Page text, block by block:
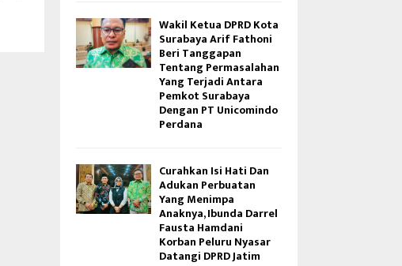
Wakil Ketua DPRD Kota
Surabaya Arif Fathoni
Beri Tanggapan
Tentang Permasalahan
Yang Terjadi Antara
Pemkot Surabaya
Dengan PT Unicomindo
Perdana
Curahkan Isi Hati Dan
Adukan Perbuatan
Yang Menimpa
Anaknya, Ibunda Darrel
Fausta Hamdani
Korban Peluru Nyasar
Datangi DPRD Jatim